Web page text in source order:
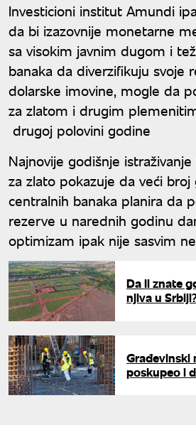
Investicioni institut Amundi
da bi izazovnije monetarne
sa visokim javnim dugom i
banaka da diverzifikuju svoje
dolarske imovine, mogle da
za zlatom i drugim
drugoj polovini godine
Najnovije godišnje
za zlato pokazuje da veći broj
centralnih banaka planira da
rezerve u narednih godinu
optimizam ipak nije sasvim
Da li znate
njiva u
Građevinski
poskupeo i